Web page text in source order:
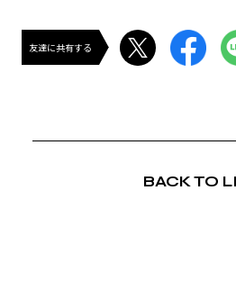
友達に共有する
BACK TO